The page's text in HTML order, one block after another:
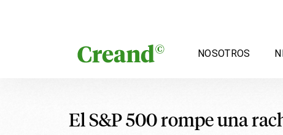
NOSOTROS
El S&P 500 rompe una